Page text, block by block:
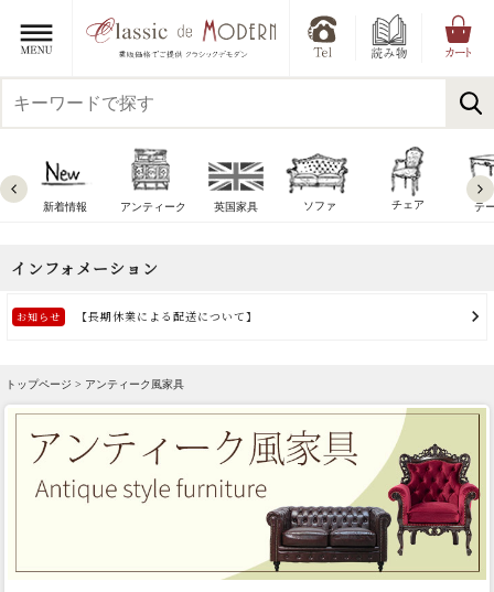
新着情報 アンティーク 英国家具 ソファ チェア テ
トップページ > アンティーク風家具